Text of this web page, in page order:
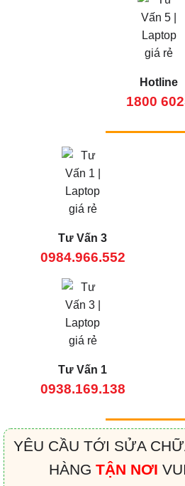
Hotline
1800
Tư Vấn 3
0984.966.552
Tư Vấn 1
0938.169.138
YÊU CẦU TỚI SỬA
HÀNG TẬN NƠI